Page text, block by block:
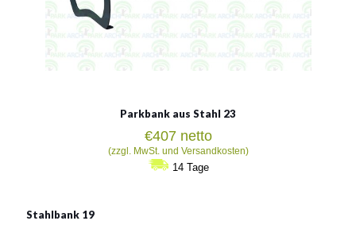
Parkbank aus Stahl 23
€407 netto
(zzgl. MwSt. und Versandkosten)
14 Tage
Stahlbank 19